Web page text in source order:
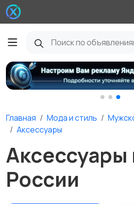
Главная Мода и стиль
Аксессуары
Аксессуары
России